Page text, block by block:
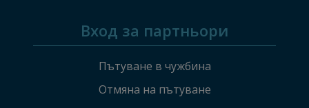
Вход за партньори
Пътуване в чужбина
Отмяна на пътуване